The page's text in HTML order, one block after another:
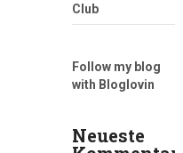
Club
Follow my blog
with Bloglovin
Neueste